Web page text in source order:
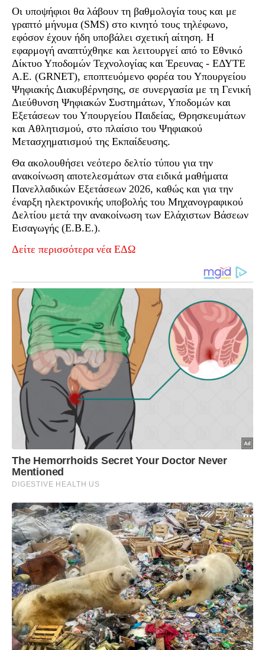
Οι υποψήφιοι θα λάβουν τη βαθμολογία τους και με
γραπτό μήνυμα (SMS) στο κινητό τους τηλέφωνο,
εφόσον έχουν ήδη υποβάλει σχετική αίτηση. Η
εφαρμογή αναπτύχθηκε και λειτουργεί από το Εθνικό
Δίκτυο Υποδομών Τεχνολογίας και Έρευνας - ΕΔΥΤΕ
Α.Ε. (GRNET), εποπτευόμενο φορέα του Υπουργείου
Ψηφιακής Διακυβέρνησης, σε συνεργασία με τη Γενική
Διεύθυνση Ψηφιακών Συστημάτων, Υποδομών και
Εξετάσεων του Υπουργείου Παιδείας, Θρησκευμάτων
και Αθλητισμού, στο πλαίσιο του Ψηφιακού
Μετασχηματισμού της Εκπαίδευσης.
Θα ακολουθήσει νεότερο δελτίο τύπου για την
ανακοίνωση αποτελεσμάτων στα ειδικά μαθήματα
Πανελλαδικών Εξετάσεων 2026, καθώς και για την
έναρξη ηλεκτρονικής υποβολής του Μηχανογραφικού
Δελτίου μετά την ανακοίνωση των Ελάχιστων Βάσεων
Εισαγωγής (Ε.Β.Ε.).
Δείτε περισσότερα νέα ΕΔΩ